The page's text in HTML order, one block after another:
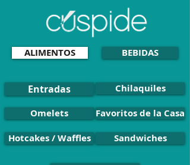
ALIMENTOS
Entradas
Omelets
Hotcakes / Waffles
BEBIDAS
Chilaquiles
Favoritos de la Casa
Sandwiches